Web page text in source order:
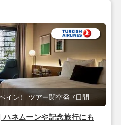
ネムーンや記念旅行にも
イン） ツアー関空発 7日間